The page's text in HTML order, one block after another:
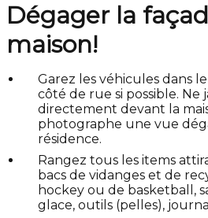
Dégager la
maison!
Garez les véhicules dans
côté de rue si possible. Ne
directement devant la
photographe une vue
résidence.
Rangez tous les items
bacs de vidanges et de
hockey ou de basketball,
glace, outils (pelles),